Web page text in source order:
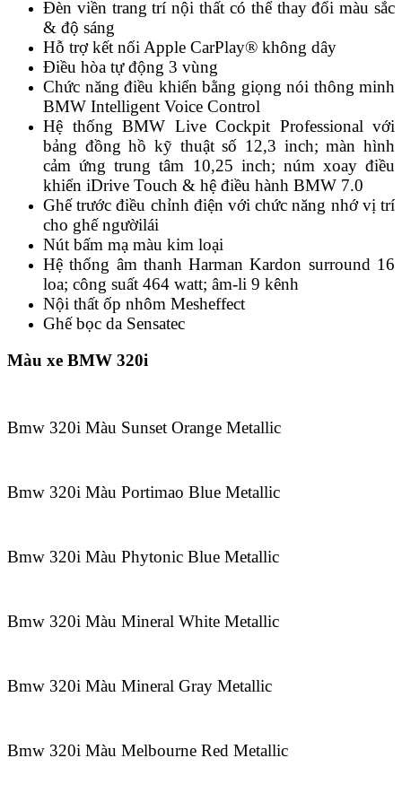
Đèn viền trang trí nội thất có thể thay đổi màu sắc
& độ sáng
Hỗ trợ kết nối Apple CarPlay® không dây
Điều hòa tự động 3 vùng
Chức năng điều khiển bằng giọng nói thông minh
BMW Intelligent Voice Control
Hệ thống BMW Live Cockpit Professional với
bảng đồng hồ kỹ thuật số 12,3 inch; màn hình
cảm ứng trung tâm 10,25 inch; núm xoay điều
khiển iDrive Touch & hệ điều hành BMW 7.0
Ghế trước điều chỉnh điện với chức năng nhớ vị trí
cho ghế ngườilái
Nút bấm mạ màu kim loại
Hệ thống âm thanh Harman Kardon surround 16
loa; công suất 464 watt; âm-li 9 kênh
Nội thất ốp nhôm Mesheffect
Ghế bọc da Sensatec
Màu xe BMW 320i
Bmw 320i Màu Sunset Orange Metallic
Bmw 320i Màu Portimao Blue Metallic
Bmw 320i Màu Phytonic Blue Metallic
Bmw 320i Màu Mineral White Metallic
Bmw 320i Màu Mineral Gray Metallic
Bmw 320i Màu Melbourne Red Metallic